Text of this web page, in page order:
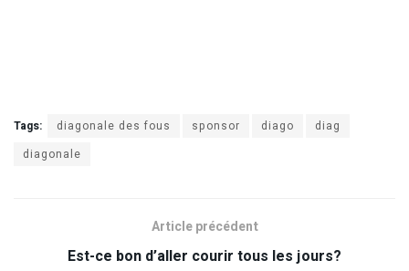
Tags: diagonale des fous sponsor diago
diag
diagonale
Article précédent
Est-ce bon d’aller courir tous les jours?